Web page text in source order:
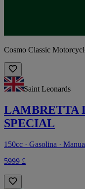
Cosmo Classic
Saint Leonards
LAMBRETTA
SPECIAL
150cc · Gasolina ·
5999 £